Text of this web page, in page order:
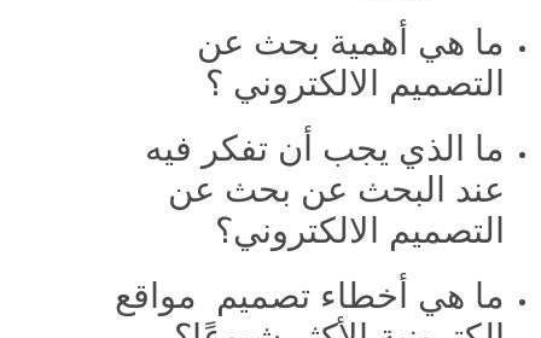
ما هي أهمية بحث عن
التصميم الالكتروني ؟
ما الذي يجب أن تفكر فيه
عند البحث عن بحث عن
التصميم الالكتروني؟
ما هي أخطاء تصميم مواقع